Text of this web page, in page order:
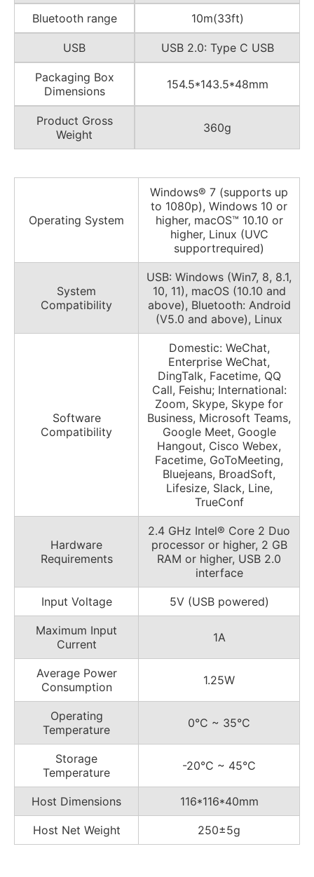
Bluetooth range 10m(33ft)
USB USB 2.0: Type C USB
Packaging Box
Dimensions
154.5*143.5*48mm
Product Gross
Weight
360g
Operating System
Windows® 7 (supports up
to 1080p), Windows 10 or
higher, macOS™ 10.10 or
higher, Linux (UVC
supportrequired)
System
Compatibility
USB: Windows (Win7, 8, 8.1,
10, 11), macOS (10.10 and
above), Bluetooth: Android
(V5.0 and above), Linux
Software
Compatibility
Domestic: WeChat,
Enterprise WeChat,
DingTalk, Facetime, QQ
Call, Feishu; International:
Zoom, Skype, Skype for
Business, Microsoft Teams,
Google Meet, Google
Hangout, Cisco Webex,
Facetime, GoToMeeting,
Bluejeans, BroadSoft,
Lifesize, Slack, Line,
TrueConf
Hardware
Requirements
2.4 GHz Intel® Core 2 Duo
processor or higher, 2 GB
RAM or higher, USB 2.0
interface
Input Voltage 5V (USB powered)
Maximum Input
Current
1A
Average Power
Consumption
1.25W
Operating
Temperature
0°C ~ 35°C
Storage
Temperature
-20°C ~ 45°C
Host Dimensions 116*116*40mm
Host Net Weight 250±5g